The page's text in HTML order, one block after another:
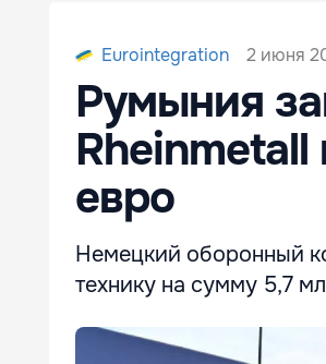
Eurointegration 2 июня
Румыния
евро
Немецкий оборонный
технику на сумму 5,7